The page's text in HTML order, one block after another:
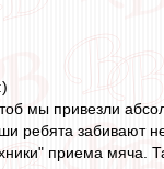
мы привезли
ребята забивают
приема мяча.